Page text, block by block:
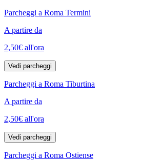
Parcheggi a Roma Termini
A partire da
2,50€ all'ora
Vedi parcheggi
Parcheggi a Roma Tiburtina
A partire da
2,50€ all'ora
Vedi parcheggi
Parcheggi a Roma Ostiense